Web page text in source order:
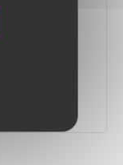
logement (Anil)
et parties